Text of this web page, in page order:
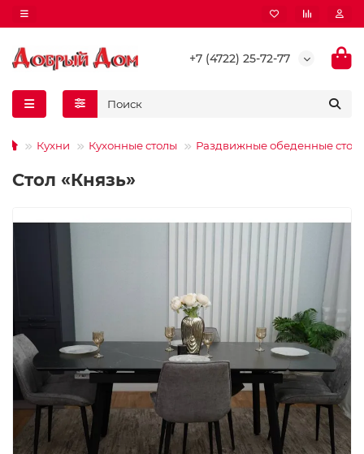
+7 (4722) 25-72-77
Кухни Кухонные столы Раздвижные обеденные
Стол «Князь»